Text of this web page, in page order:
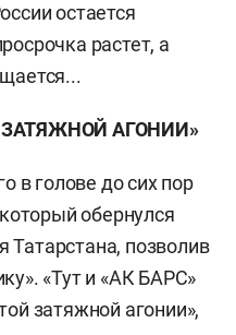
остается
растет, а
АГОНИИ»
в голове до сих пор
обернулся
позволив
«Тут и «АК БАРС»
затяжной агонии»,